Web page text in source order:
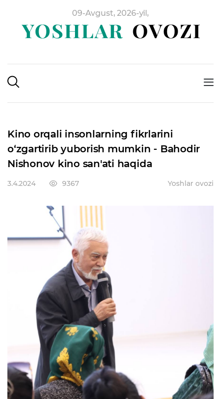
09-Avgust, 2026-yil,
Kino orqali insonlarning fikrlarini
o‘zgartirib yuborish mumkin - Bahodir
Nishonov kino san'ati haqida
3.4.2024 9367 Yoshlar ovozi